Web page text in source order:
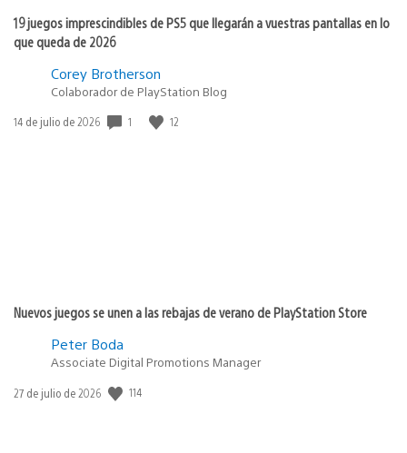
19 juegos imprescindibles de PS5 que llegarán a vuestras pantallas en lo
que queda de 2026
Corey Brotherson
Colaborador de PlayStation Blog
Fecha
14 de julio de 2026 1 12
Nuevos juegos se unen a las rebajas de verano de PlayStation Store
Peter Boda
Associate Digital Promotions Manager
Fecha
27 de julio de 2026 114